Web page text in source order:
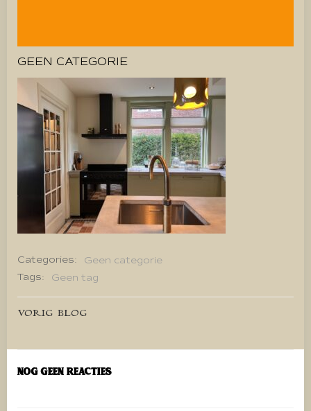
GEEN CATEGORIE
Categories:
Geen categorie
Tags:
Geen tag
Bericht
navigatie
VORIG BLOG
Nog geen reacties